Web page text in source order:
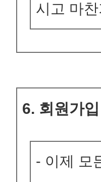
시고 마
6. 회원가
- 이제 모